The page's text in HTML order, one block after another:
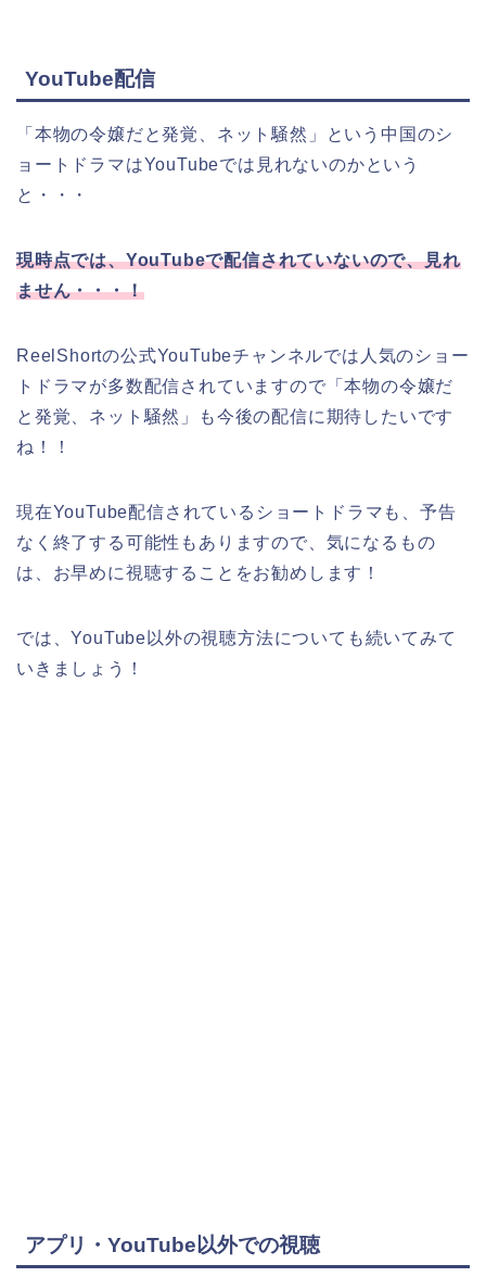
YouTube配信
「本物の令嬢だと発覚、ネット騒然 」
という中国のシ
ョートドラマはYouTubeでは見れないのかという
と・・・
現時点では、YouTubeで配信されていないので、見れ
ません・・・！
ReelShortの公式YouTubeチャンネルでは人気のショー
トドラマが多数配信されていますので 「本物の令嬢だ
と発覚、ネット騒然 」
も今後の配信に期待したいです
ね！！
現在YouTube配信されているショートドラマも、予告
なく終了する可能性もありますので、気になるもの
は、お早めに視聴することをお勧めします！
では、YouTube以外の視聴方法についても続いてみて
いきましょう！
アプリ・YouTube以外での視聴